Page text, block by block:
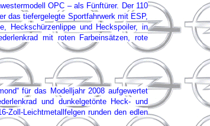
OPC – als Fünftürer. Der 110
das tiefergelegte Sportfahrwerk mit ESP,
Heckschürzenlippe und Heckspoiler, in
mit roten Farbeinsätzen, rote
für das Modelljahr 2008 aufgewertet
und dunkelgetönte Heck- und
Zoll-Leichtmetallfelgen runden den edlen